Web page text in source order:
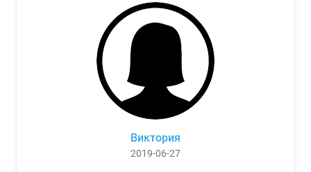
Виктория
2019-06-27